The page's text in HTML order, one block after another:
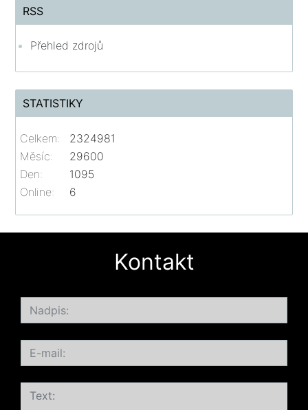
RSS
Přehled zdrojů
STATISTIKY
Online: 6
Celkem:
2324981
Měsíc:
29600
Den:
1095
Kontakt